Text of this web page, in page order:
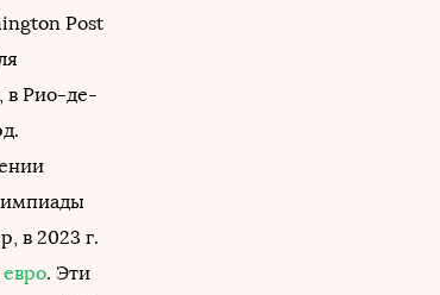
Post
в Рио-де-
в 2023 г.
. Эти